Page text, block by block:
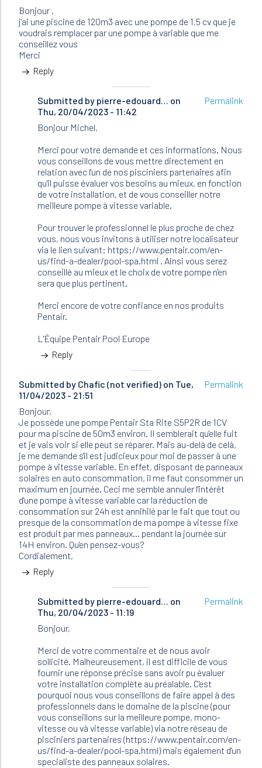
Bonjour ,
j’ai une piscine de 120m3 avec une pompe de 1,5 cv que je
voudrais remplacer par une pompe à variable que me
conseillez vous
Merci
Reply
Submitted by pierre-edouard… on
Thu, 20/04/2023 - 11:42
In
reply
to
Bonjour
,
j’ai
une
piscine…
by
Maurin
Michel
(not
verified)
Permalink
Bonjour Michel,
Merci pour votre demande et ces informations. Nous
vous conseillons de vous mettre directement en
relation avec l'un de nos pisciniers partenaires afin
qu'il puisse évaluer vos besoins au mieux, en fonction
de votre installation, et de vous conseiller notre
meilleure pompe à vitesse variable.
Pour trouver le professionnel le plus proche de chez
vous, nous vous invitons à utiliser notre localisateur
via le lien suivant: https://www.pentair.com/en-
us/find-a-dealer/pool-spa.html . Ainsi vous serez
conseillé au mieux et le choix de votre pompe n'en
sera que plus pertinent.
Merci encore de votre confiance en nos produits
Pentair.
L'Équipe Pentair Pool Europe
Reply
Submitted by Chafic (not verified) on Tue,
11/04/2023 - 21:51
Permalink
Bonjour,
Je possède une pompe Pentair Sta Rite S5P2R de 1CV
pour ma piscine de 50m3 environ. Il semblerait qu'elle fuit
et je vais voir si elle peut se réparer. Mais au-delà de celà,
je me demande s'il est judicieux pour moi de passer à une
pompe à vitesse variable. En effet, disposant de panneaux
solaires en auto consommation, il me faut consommer un
maximum en journée. Ceci me semble annuler l'intérêt
d'une pompe à vitesse variable car la réduction de
consommation sur 24h est annihilé par le fait que tout ou
presque de la consommation de ma pompe à vitesse fixe
est produit par mes panneaux... pendant la journée sur
14H environ. Qu'en pensez-vous?
Cordialement,
Reply
Submitted by pierre-edouard… on
Thu, 20/04/2023 - 11:19
In
reply
to
Bonjour,
Je
possède
une…
by
Chafic
(not
verified)
Permalink
Bonjour,
Merci de votre commentaire et de nous avoir
sollicité. Malheureusement, il est difficile de vous
fournir une réponse précise sans avoir pu évaluer
votre installation complète au préalable. C'est
pourquoi nous vous conseillons de faire appel à des
professionnels dans le domaine de la piscine (pour
vous conseillons sur la meilleure pompe, mono-
vitesse ou và vitesse variable) via notre réseau de
pisciniers partenaires (https://www.pentair.com/en-
us/find-a-dealer/pool-spa.html) mais également d'un
specialiste des panneaux solaires.